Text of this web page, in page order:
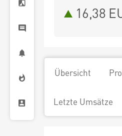
16,38
Übersicht
Letzte Umsätze